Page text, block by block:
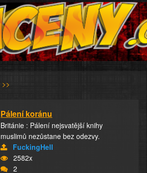
>>
Pálení koránu
Británie : Pálení nejsvatější knihy
muslimů nezůstane bez odezvy.
FuckingHell
2582x
2